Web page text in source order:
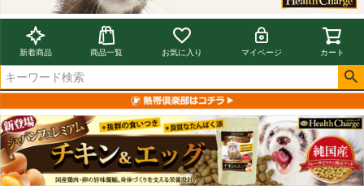
新着商品 商品一覧 お気に入り マイページ カート